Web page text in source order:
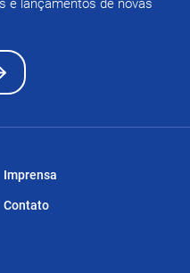
e lançamentos de novas
Imprensa
Contato